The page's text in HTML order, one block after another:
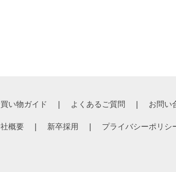
い物ガイド よくあるご質問 お問い
概要 新卒採用 プライバシーポリシ